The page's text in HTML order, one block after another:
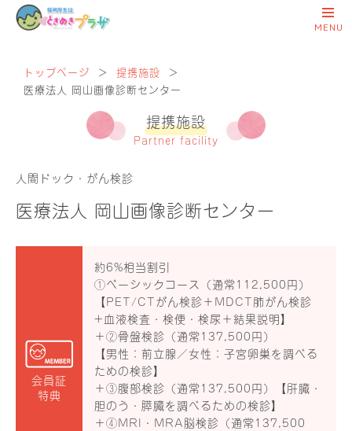
トップページ ＞ 提携施設
＞
医療法人 岡山画像診断センター
提携施設
Partner facility
人間ドック・がん検診
医療法人 岡山画像診断センター
会員証
特典
約6%相当割引
①ベーシックコース（通常112,500円）
【PET/CTがん検診＋MDCT肺がん検診
+血液検査・検便・検尿＋結果説明】
＋②骨盤検診（通常137,500円）
【男性：前立腺／女性：子宮卵巣を調べる
ための検診】
＋③腹部検診（通常137,500円）【肝臓・
胆のう・膵臓を調べるための検診】
＋④MRI・MRA脳検診（通常137,500